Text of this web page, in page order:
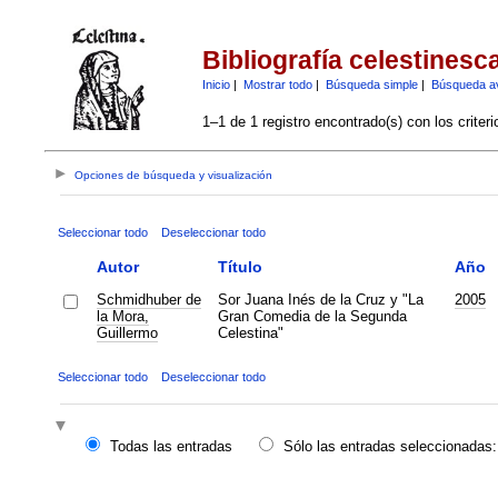
Bibliografía
Inicio| Mostrar todo| Búsqueda simple| Búsqueda
1–1 de 1 registro encontrado(s) con los
Opciones de búsqueda y visualización
Seleccionar todo Deseleccionar todo
Autor Título Año
Schmidhuber de
la Mora,
Guillermo
Sor Juana Inés de la Cruz y "La
Gran Comedia de la Segunda
Celestina"
2005
Seleccionar todo Deseleccionar todo
Todas las entradas
Sólo las entradas seleccionadas: